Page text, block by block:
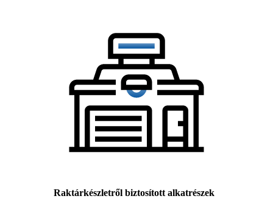
Raktárkészletről biztosított alkatrészek